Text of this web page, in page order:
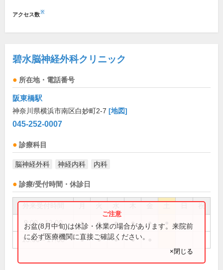
アクセス数※
碧水脳神経外科クリニック
所在地・電話番号
阪東橋駅
神奈川県横浜市南区白妙町2-7 [地図]
045-252-0007
診療科目
脳神経外科 神経内科 内科
診療/受付時間・休診日
祝
9:00～12:00 ● ● ● ● ●
13:00～17:00 ● ● ● ●
お盆(8月中旬)は休診・休業の場合があります。来院前
に必ず医療機関に直接ご確認ください。
×閉じる